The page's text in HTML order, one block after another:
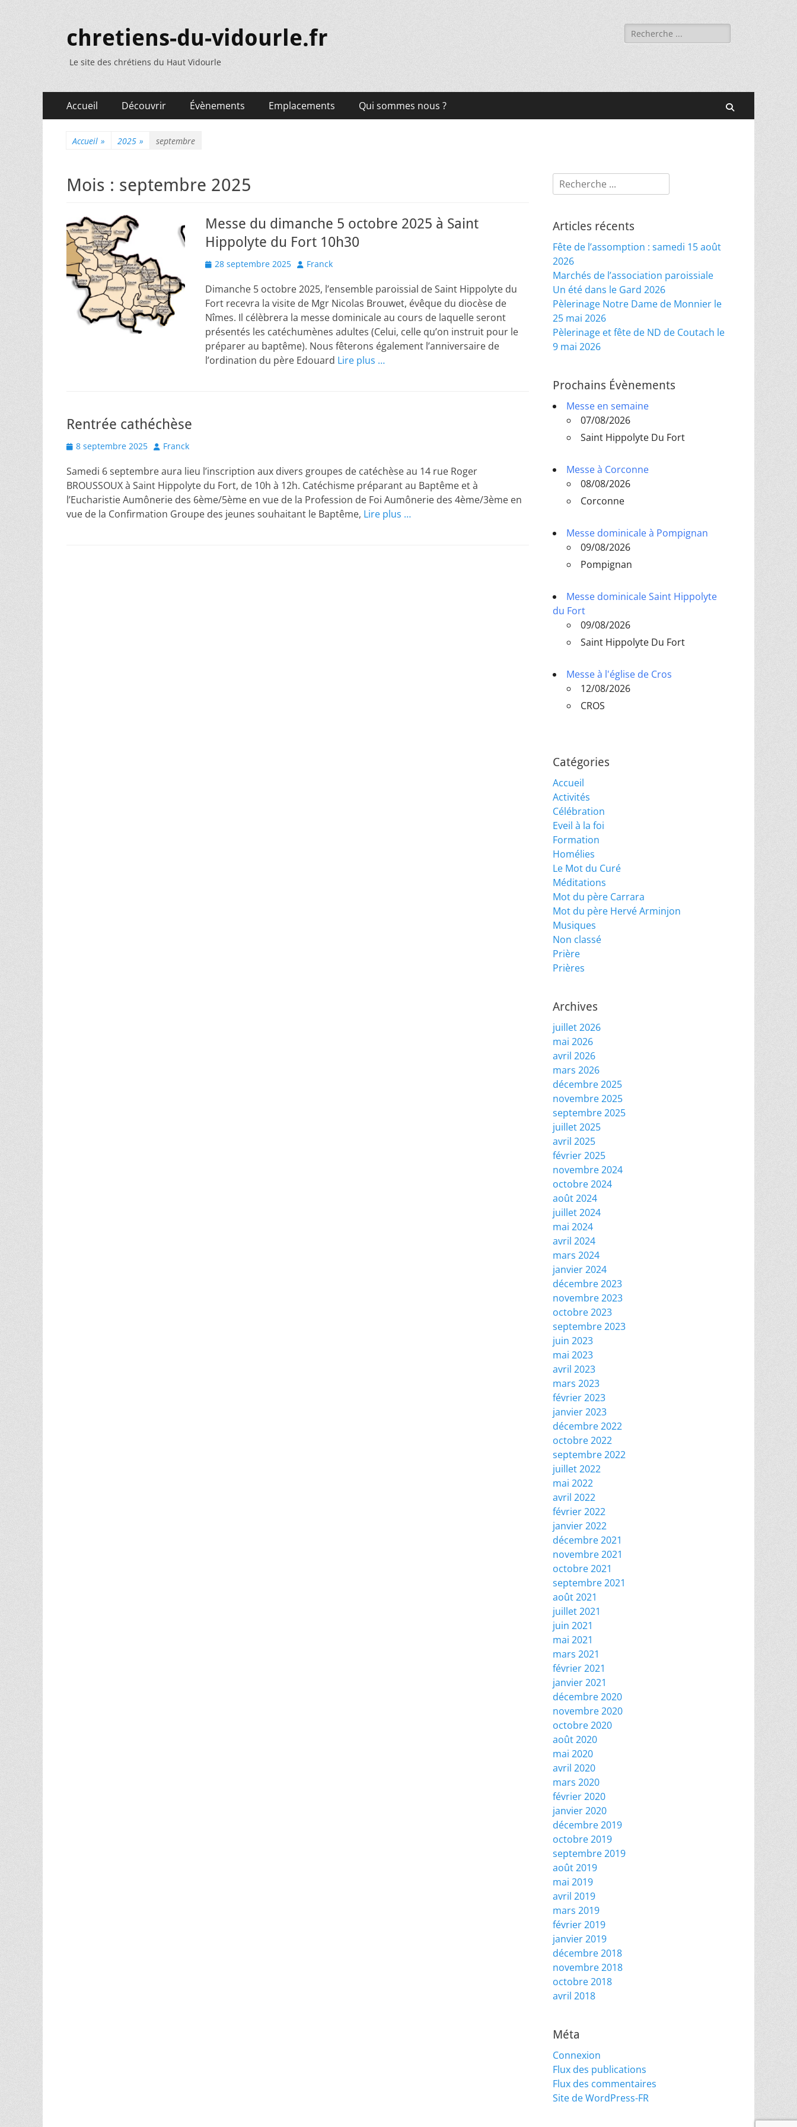
chretiens-du-vidourle.fr
Le site des chrétiens du Haut Vidourle
Rechercher :
Menu
principal
Accueil Découvrir Évènements Emplacements Qui sommes nous ?
Accueil » 2025 » septembre
Mois : septembre 2025
Messe du dimanche 5 octobre 2025 à Saint
Hippolyte du Fort 10h30
Posted
28 septembre 2025 Author
Franck
Dimanche 5 octobre 2025, l’ensemble paroissial de Saint Hippolyte du
Fort recevra la visite de Mgr Nicolas Brouwet, évêque du diocèse de
Nîmes. Il célèbrera la messe dominicale au cours de laquelle seront
présentés les catéchumènes adultes (Celui, celle qu’on instruit pour le
préparer au baptême). Nous fêterons également l’anniversaire de
l’ordination du père Edouard Lire plus …
Rentrée cathéchèse
Posted
8 septembre 2025 Author
Franck
Samedi 6 septembre aura lieu l’inscription aux divers groupes de catéchèse au 14 rue Roger
BROUSSOUX à Saint Hippolyte du Fort, de 10h à 12h. Catéchisme préparant au Baptême et à
l’Eucharistie Aumônerie des 6ème/5ème en vue de la Profession de Foi Aumônerie des 4ème/3ème en
vue de la Confirmation Groupe des jeunes souhaitant le Baptême, Lire plus …
Rechercher :
Articles récents
Fête de l’assomption : samedi 15 août
2026
Marchés de l’association paroissiale
Un été dans le Gard 2026
Pèlerinage Notre Dame de Monnier le
25 mai 2026
Pèlerinage et fête de ND de Coutach le
9 mai 2026
Prochains Évènements
Messe en semaine
07/08/2026
Saint Hippolyte Du Fort
Messe à Corconne
08/08/2026
Corconne
Messe dominicale à Pompignan
09/08/2026
Pompignan
Messe dominicale Saint Hippolyte
du Fort
09/08/2026
Saint Hippolyte Du Fort
Messe à l'église de Cros
12/08/2026
CROS
Catégories
Accueil
Activités
Célébration
Eveil à la foi
Formation
Homélies
Le Mot du Curé
Méditations
Mot du père Carrara
Mot du père Hervé Arminjon
Musiques
Non classé
Prière
Prières
Archives
juillet 2026
mai 2026
avril 2026
mars 2026
décembre 2025
novembre 2025
septembre 2025
juillet 2025
avril 2025
février 2025
novembre 2024
octobre 2024
août 2024
juillet 2024
mai 2024
avril 2024
mars 2024
janvier 2024
décembre 2023
novembre 2023
octobre 2023
septembre 2023
juin 2023
mai 2023
avril 2023
mars 2023
février 2023
janvier 2023
décembre 2022
octobre 2022
septembre 2022
juillet 2022
mai 2022
avril 2022
février 2022
janvier 2022
décembre 2021
novembre 2021
octobre 2021
septembre 2021
août 2021
juillet 2021
juin 2021
mai 2021
mars 2021
février 2021
janvier 2021
décembre 2020
novembre 2020
octobre 2020
août 2020
mai 2020
avril 2020
mars 2020
février 2020
janvier 2020
décembre 2019
octobre 2019
septembre 2019
août 2019
mai 2019
avril 2019
mars 2019
février 2019
janvier 2019
décembre 2018
novembre 2018
octobre 2018
avril 2018
Méta
Connexion
Flux des publications
Flux des commentaires
Site de WordPress-FR